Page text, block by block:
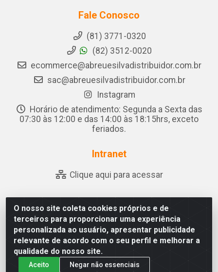
O nosso site coleta cookies próprios e de
terceiros para proporcionar uma experiência
personalizada ao usuário, apresentar publicidade
relevante de acordo com o seu perfil e melhorar a
qualidade do nosso site.
Aceito Negar não essenciais
Fale Conosco
(81) 3771-0320
(82) 3512-0020
ecommerce@abreuesilvadistribuidor.com.br
sac@abreuesilvadistribuidor.com.br
Instagram
Horário de atendimento: Segunda a Sexta das
07:30 às 12:00 e das 14:00 às 18:15hrs, exceto
feriados.
Intranet
Clique aqui para acessar
Abreu & Silva - Rua Padre Jose de Souza Leite, 265 - Ariado,
Olho D'Água das Flores/AL - CEP 57.442-000 - CNPJ
04.790.656/0001-06